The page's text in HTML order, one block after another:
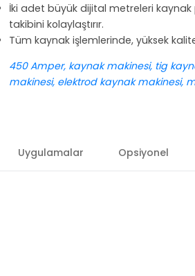
İki adet büyük dijital metreleri
takibini kolaylaştırır.
Tüm kaynak işlemlerinde, yüksek
450 Amper, kaynak makinesi, tig
makinesi, elektrod kaynak makinesi,
Uygulamalar Opsiyonel